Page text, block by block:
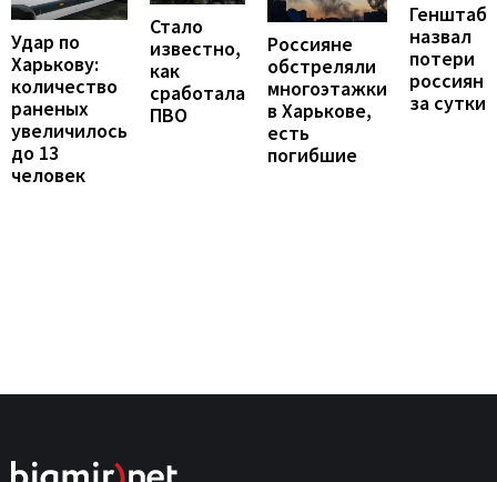
Удар по
Харькову:
количество
раненых
увеличилось
до 13
человек
Стало
известно,
как
сработала
ПВО
Россияне
обстреляли
многоэтажки
в Харькове,
есть
погибшие
Генштаб
назвал
потери
россиян
за сутки